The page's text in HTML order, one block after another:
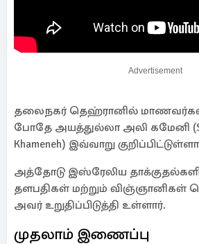
Advertisement
தலைநகர் தெஹ்ரானில் மாணவர்கள்
போதே அயத்துல்லா அலி கமேனி
Khameneh) இவ்வாறு
அத்தோடு இஸ்ரேலிய
தளபதிகள் மற்றும்
அவர் உறுதிப்பிடுத்தி உள்ளார்.
முதலாம் இணைப்பு